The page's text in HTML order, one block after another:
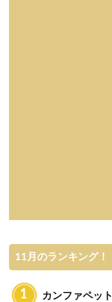
11月のランキング！
カンファペット